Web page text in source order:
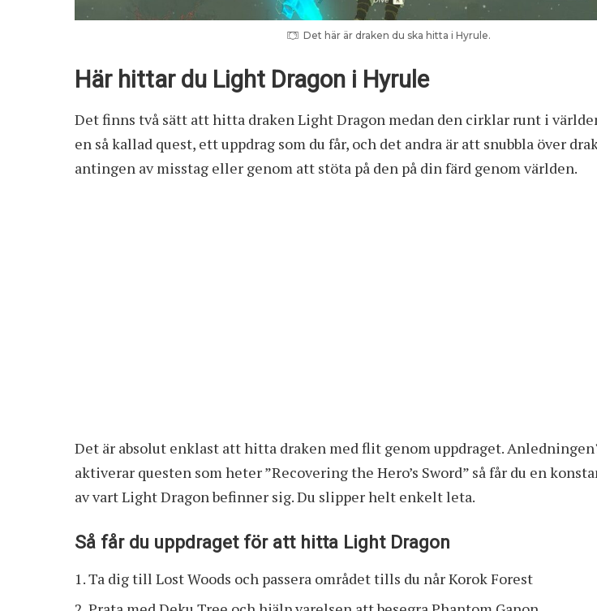
Det här är draken du ska hitta i Hyrule.
Här hittar du Light Dragon i Hyrule
Det finns två sätt att hitta draken Light Dragon medan den cirklar runt i
en så kallad quest, ett uppdrag som du får, och det andra är att snubbla över
antingen av misstag eller genom att stöta på den på din färd genom världen.
Det är absolut enklast att hitta draken med flit genom uppdraget.
aktiverar questen som heter ”Recovering the Hero’s Sword” så får du en
av vart Light Dragon befinner sig. Du slipper helt enkelt leta.
Så får du uppdraget för att hitta Light Dragon
Ta dig till Lost Woods och passera området tills du når Korok Forest